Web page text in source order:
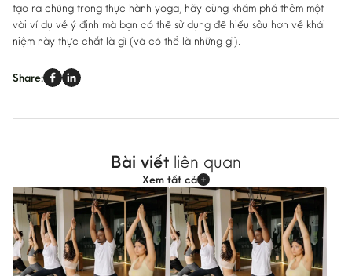
tạo ra chúng trong thực hành yoga, hãy cùng khám phá thêm một
vài ví dụ về ý định mà bạn có thể sử dụng để hiểu sâu hơn về khái
niệm này thực chất là gì (và có thể là những gì).
Share:
Bài viết liên quan
Xem tất cả